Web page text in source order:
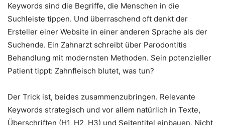
Keywords sind die Begriffe, die Menschen in die
Suchleiste tippen. Und überraschend oft denkt der
Ersteller einer Website in einer anderen Sprache als der
Suchende. Ein Zahnarzt schreibt über Parodontitis
Behandlung mit modernsten Methoden. Sein potenzieller
Patient tippt: Zahnfleisch blutet, was tun?
Der Trick ist, beides zusammenzubringen. Relevante
Keywords strategisch und vor allem natürlich in Texte,
Überschriften (H1, H2, H3) und Seitentitel einbauen. Nicht